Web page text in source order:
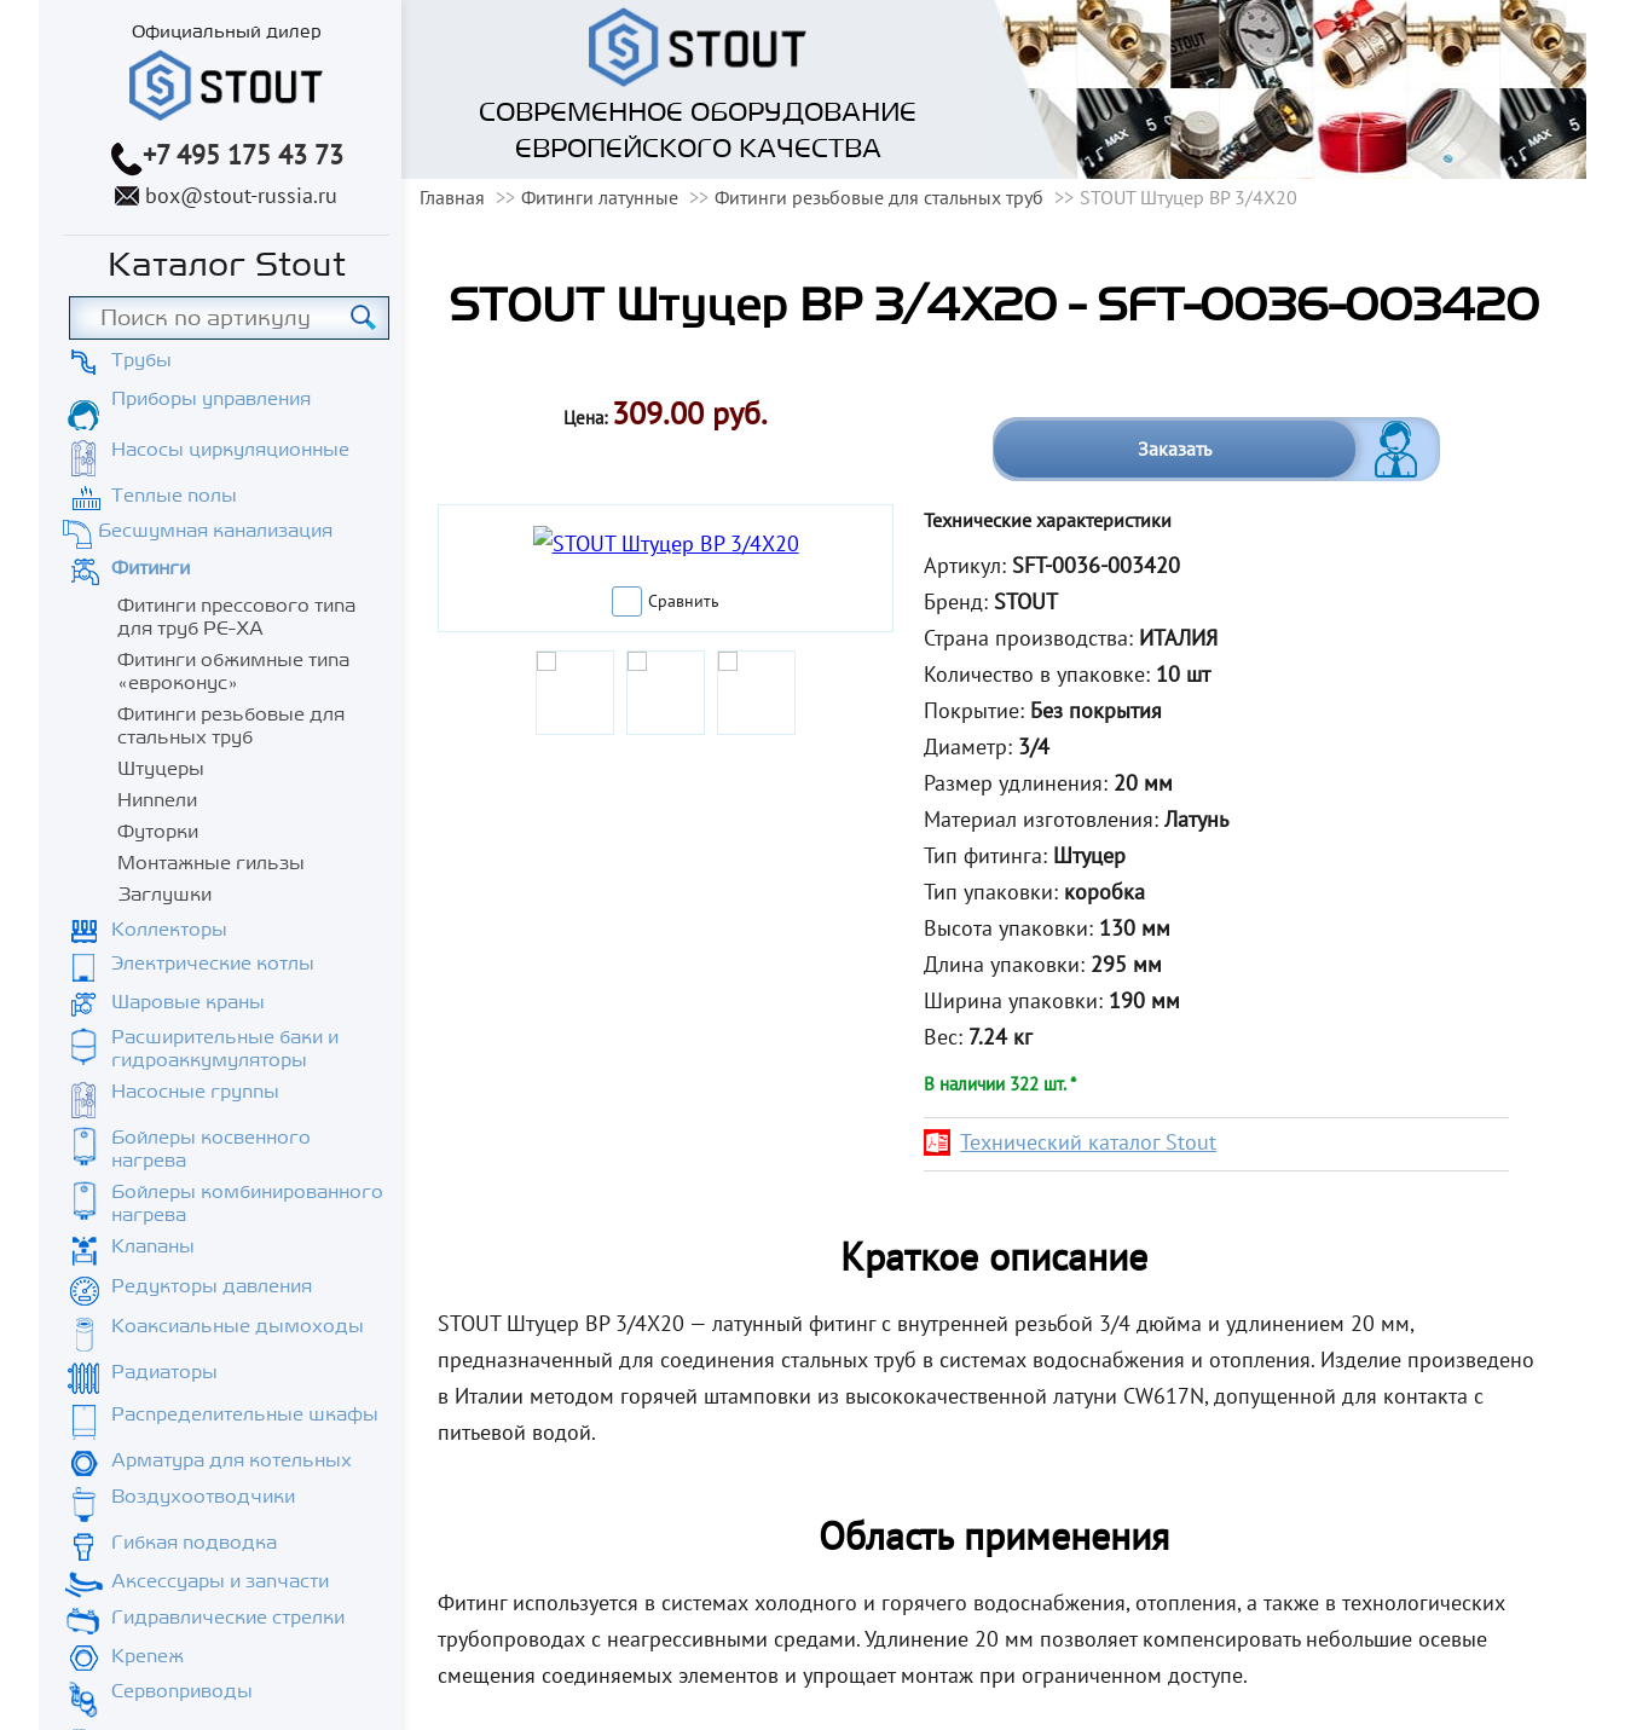
Официальный дилер
+7 495 175 43 73
box@stout-russia.ru
Каталог Stout
Трубы
Приборы управления
Насосы циркуляционные
Теплые полы
Бесшумная канализация
Фитинги
Фитинги прессового типа
для труб PE-XA
Фитинги обжимные типа
«евроконус»
Фитинги резьбовые для
стальных труб
Штуцеры
Ниппели
Футорки
Монтажные гильзы
Заглушки
Коллекторы
Электрические котлы
Шаровые краны
Расширительные баки и
гидроаккумуляторы
Насосные группы
Бойлеры косвенного
нагрева
Бойлеры комбинированного
нагрева
Клапаны
Редукторы давления
Коаксиальные дымоходы
Радиаторы
Распределительные шкафы
Арматура для котельных
Воздухоотводчики
Гибкая подводка
Аксессуары и запчасти
Гидравлические стрелки
Крепеж
Сервоприводы
СОВРЕМЕННОЕ ОБОРУДОВАНИЕ
ЕВРОПЕЙСКОГО КАЧЕСТВА
Главная Фитинги латунные Фитинги резьбовые для стальных труб STOUT Штуцер ВР 3/4X20
STOUT Штуцер ВР 3/4X20 - SFT-0036-003420
Цена: 309.00 руб.
Заказать
Сравнить
Технические характеристики
Артикул: SFT-0036-003420
Бренд: STOUT
Страна производства: ИТАЛИЯ
Количество в упаковке: 10 шт
Покрытие: Без покрытия
Диаметр: 3/4
Размер удлинения: 20 мм
Материал изготовления:Латунь
Тип фитинга: Штуцер
Тип упаковки: коробка
Высота упаковки: 130 мм
Длина упаковки: 295 мм
Ширина упаковки: 190 мм
Вес: 7.24 кг
В наличии 322 шт. *
Технический каталог Stout
Краткое описание
STOUT Штуцер ВР 3/4X20 — латунный фитинг с внутренней резьбой 3/4 дюйма и удлинением 20 мм,
предназначенный для соединения стальных труб в системах водоснабжения и отопления. Изделие произведено
в Италии методом горячей штамповки из высококачественной латуни CW617N, допущенной для контакта с
питьевой водой.
Область применения
Фитинг используется в системах холодного и горячего водоснабжения, отопления, а также в технологических
трубопроводах с неагрессивными средами. Удлинение 20 мм позволяет компенсировать небольшие осевые
смещения соединяемых элементов и упрощает монтаж при ограниченном доступе.